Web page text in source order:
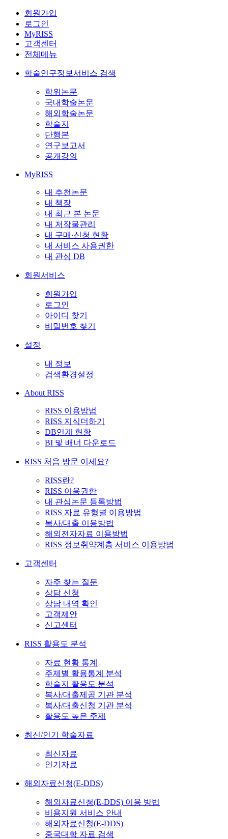
회원가입
로그인
MyRISS
고객센터
전체메뉴
학술연구정보서비스 검색
학위논문
국내학술논문
해외학술논문
학술지
단행본
연구보고서
공개강의
MyRISS
내 추천논문
내 책장
내 최근 본 논문
내 저작물관리
내 구매·신청 현황
내 서비스 사용권한
내 관심 DB
회원서비스
회원가입
로그인
아이디 찾기
비밀번호 찾기
설정
내 정보
검색환경설정
About RISS
RISS 이용방법
RISS 지식더하기
DB연계 현황
BI 및 배너 다운로드
RISS 처음 방문 이세요?
RISS란?
RISS 이용권한
내 관심논문 등록방법
RISS 자료 유형별 이용방법
복사/대출 이용방법
해외전자자료 이용방법
RISS 정보취약계층 서비스 이용방법
고객센터
자주 찾는 질문
상담 신청
상담 내역 확인
고객제안
신고센터
RISS 활용도 분석
자료 현황 통계
주제별 활용통계 분석
학술지 활용도 분석
복사/대출제공 기관 분석
복사/대출신청 기관 분석
활용도 높은 주제
최신/인기 학술자료
최신자료
인기자료
해외자료신청(E-DDS)
해외자료신청(E-DDS) 이용 방법
비용지원 서비스 안내
해외자료신청(E-DDS)
중국대학 자료 검색